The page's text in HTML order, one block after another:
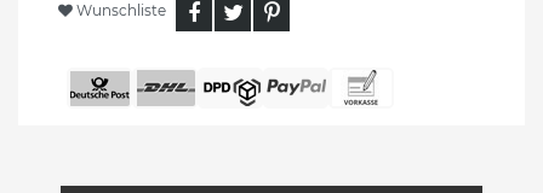
Wunschliste